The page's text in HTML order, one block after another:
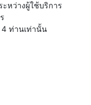
หว่างผู้ใช้บริการ
ท่านเท่านั้น